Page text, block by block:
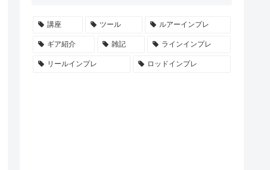
講座 ツール ルアーインプレ
ギア紹介 雑記 ラインインプレ
リールインプレ ロッドインプレ